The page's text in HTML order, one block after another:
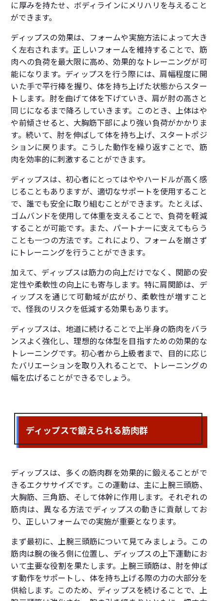
に厚みを持たせ、ボディラインにメリハリを与えること
ができます。
ディップスの効果は、フォームや実施方法によって大き
く左右されます。正しいフォームを維持することで、筋
肉への負荷を最大限に高め、効果的なトレーニングが可
能になります。ディップスを行う際には、肩幅程度に開
いた手で平行棒を握り、体を持ち上げた状態からスター
トします。肘を曲げて体を下げていき、肩が肘の高さと
同じになるまで降ろしていきます。このとき、上体はや
や前傾させると、大胸筋下部により強い負荷がかかりま
す。続いて、肘を伸ばして体を持ち上げ、スタートポジ
ションに戻ります。こうした動作を繰り返すことで、筋
肉を効率的に刺激することができます。
ディップスは、初心者にとってはややハードルが高く感
じることもありますが、適切なサポートを使用すること
で、誰でも安全に取り組むことができます。たとえば、
ゴムバンドを使用して体重を支えることで、負荷を軽減
することが可能です。また、パートナーに支えてもらう
ことも一つの方法です。これにより、フォームを崩さず
にトレーニングを行うことができます。
加えて、ディップスは筋力の向上だけでなく、関節の安
定性や柔軟性の向上にも寄与します。特に肩関節は、デ
ィップスを通じて可動域が広がり、柔軟性が増すこと
で、怪我のリスクを低減する効果もあります。
ディップスは、地道に続けることで上半身の筋肉をバラ
ンスよく強化し、理想的な体型を目指すための効果的な
トレーニングです。初心者から上級者まで、目的に応じ
たバリエーションを取り入れることで、トレーニングの
幅を広げることができるでしょう。
ディップスで鍛えられる筋肉群
ディップスは、多くの筋肉群を効果的に鍛えることがで
きるエクササイズです。この運動は、主に上腕三頭筋、
大胸筋、三角筋、そして体幹に作用します。それぞれの
筋肉は、異なる方法でディップスの動きに貢献してお
り、正しいフォームでの実施が重要となります。
まず最初に、上腕三頭筋について見てみましょう。この
筋肉は腕の後ろ側に位置し、ディップスの上下運動にお
いて主要な役割を果たします。上腕三頭筋は、肘を伸ば
す動作をサポートし、体を持ち上げる際の力の大部分を
供給します。このため、ディップスを続けることで、上